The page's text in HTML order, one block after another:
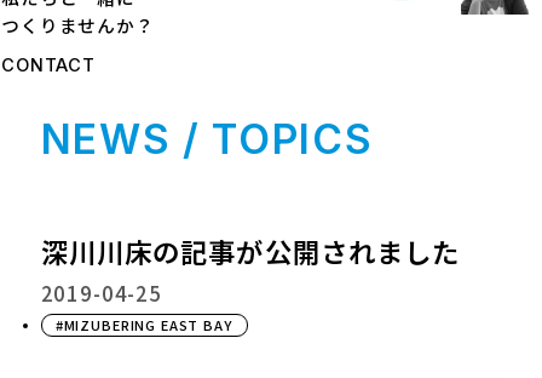
つくりませんか？
CONTACT
NEWS / TOPICS
深川川床の記事が公開されました
2019-04-25
#MIZUBERING EAST BAY